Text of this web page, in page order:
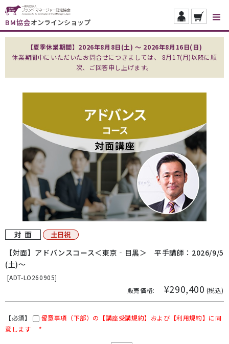
BM協会オンラインショップ
【夏季休業期間】2026年8月8日(土) ～ 2026年8月16日(日)
休業期間中にいただいたお問合せにつきましては、 8月17(月)以降に順
次、ご回答申し上げます。
【対面】アドバンスコース＜東京‐目黒＞ 平手講師：2026/9/5
(土)～
[ADT-LO260905]
販売価格:
¥290,400 (税込)
【必須】
留意事項（下部）の【講座受講規約】および【利用規約】に同
意します
*